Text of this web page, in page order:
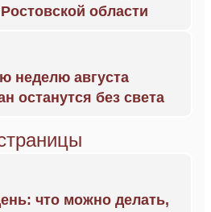
области
неделю августа
останутся без света
что можно делать,